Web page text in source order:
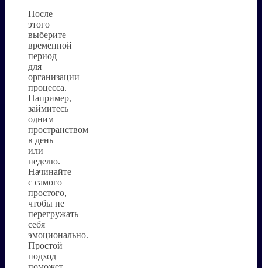
После
этого
выберите
временной
период
для
организации
процесса.
Например,
займитесь
одним
пространством
в день
или
неделю.
Начинайте
с самого
простого,
чтобы не
перегружать
себя
эмоционально.
Простой
подход